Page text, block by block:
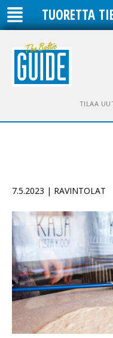
TUORETTA
TILAA
7.5.2023 | RAVINTOLAT